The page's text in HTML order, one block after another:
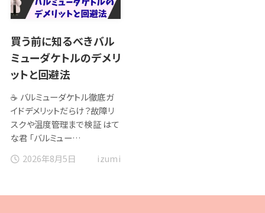
買う前に知るべきバル
ミューダケトルのデメリ
ットと回避法
☕ バルミューダケトル徹底ガ
イドデメリットだらけ？故障リ
スクや温度管理まで検証 はて
な君 「バルミュー…
2026年8月5日
izumi